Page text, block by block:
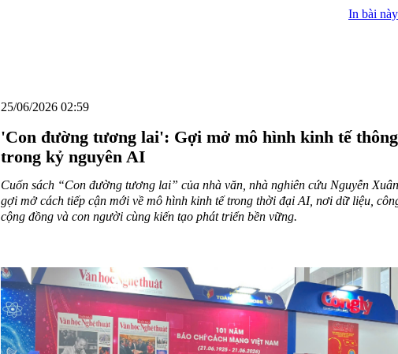
25/06/2026 02:59
In bài
'Con đường tương lai': Gợi mở mô hình kinh tế
trong kỷ nguyên AI
Cuốn sách “Con đường tương lai” của nhà văn, nhà nghiên cứu Nguyễn
gợi mở cách tiếp cận mới về mô hình kinh tế trong thời đại AI, nơi dữ liệu,
cộng đồng và con người cùng kiến tạo phát triển bền vững.